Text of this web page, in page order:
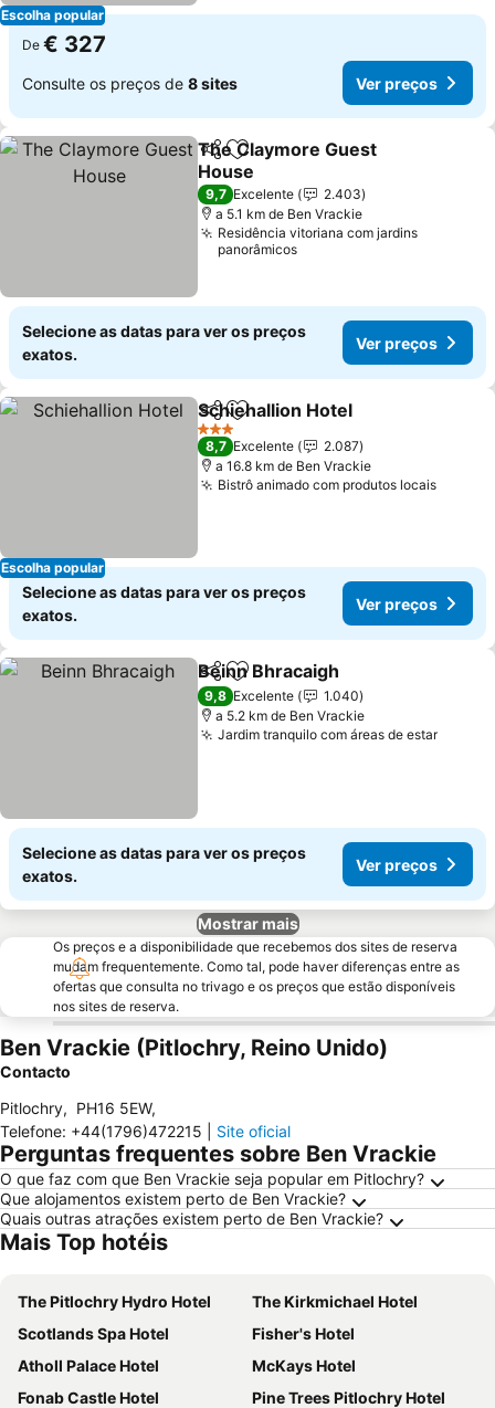
Escolha popular
De € 327
Consulte os preços de 8 sites Ver preços
PartilharAdicionar aos favoritos
The Claymore Guest
House
Ver preços
9,7 Excelente
2.403
a 5.1 km de Ben Vrackie
Residência vitoriana com jardins
panorâmicos
Selecione as datas para ver os preços
exatos.
Ver preços
Escolha popular
PartilharAdicionar aos favoritos
Schiehallion Hotel
3 Estrelas
8,7 Excelente
2.087
a 16.8 km de Ben Vrackie
Bistrô animado com produtos locaisVer
Selecione as datas para ver os preços
exatos.
Ver preços
PartilharAdicionar aos favoritos
Beinn Bhracaigh
9,8 Excelente
1.040
a 5.2 km de Ben Vrackie
Jardim tranquilo com áreas de estarVer
Selecione as datas para ver os preços
exatos.
Ver preços
Mostrar mais
Os preços e a disponibilidade que recebemos dos sites de reserva
mudam frequentemente. Como tal, pode haver diferenças entre as
ofertas que consulta no trivago e os preços que estão disponíveis
nos sites de reserva.
Ben Vrackie (Pitlochry, Reino Unido)
Contacto
Pitlochry, PH16 5EW,
Telefone: +44(1796)472215 Site oficial
Perguntas frequentes sobre Ben Vrackie
O que faz com que Ben Vrackie seja popular em Pitlochry?
Que alojamentos existem perto de Ben Vrackie?
Quais outras atrações existem perto de Ben Vrackie?
Mais Top hotéis
The Pitlochry Hydro Hotel
The Kirkmichael Hotel
Scotlands Spa Hotel
Fisher's Hotel
Atholl Palace Hotel
McKays Hotel
Fonab Castle Hotel
Pine Trees Pitlochry Hotel